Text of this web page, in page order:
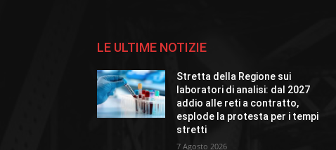
LE ULTIME NOTIZIE
Stretta della Regione sui
laboratori di analisi: dal 2027
addio alle reti a contratto,
esplode la protesta per i tempi
stretti
7 Agosto 2026